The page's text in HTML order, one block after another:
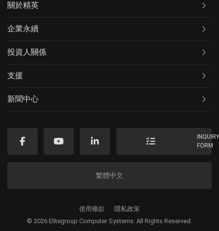
關於精英
企業永續
投資人關係
支援
新聞中心
FORM
繁體中文
© 2026 Elitegroup Computer Systems. All Rights Reserved.
使用條款 隱私政策